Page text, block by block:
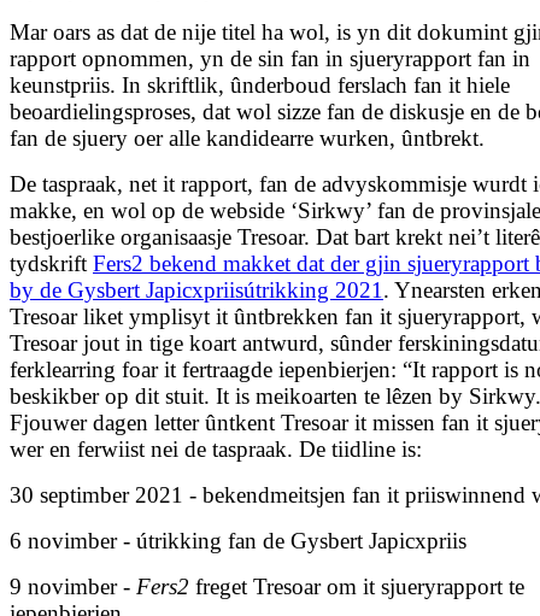
Mar oars as dat de nije titel ha wol, is yn dit dokumint
rapport opnommen, yn de sin fan in sjueryrapport fan in
keunstpriis. In skriftlik, ûnderboud ferslach fan it hiele
beoardielingsproses, dat wol sizze fan de diskusje en de
fan de sjuery oer alle kandidearre wurken, ûntbrekt.
De taspraak, net it rapport, fan de advyskommisje wurdt
makke, en wol op de webside ‘Sirkwy’ fan de provinsjale
bestjoerlike organisaasje Tresoar. Dat bart krekt nei’t
tydskrift Fers2 bekend makket dat der gjin sjueryrapport
by de Gysbert Japicxpriisútrikking 2021 . Ynearsten
Tresoar liket ymplisyt it ûntbrekken fan it sjueryrapport,
Tresoar jout in tige koart antwurd, sûnder
ferklearring foar it fertraagde iepenbierjen: “It rapport is
beskikber op dit stuit. It is meikoarten te lêzen by
Fjouwer dagen letter ûntkent Tresoar it missen fan it
wer en ferwiist nei de taspraak. De tiidline is:
30 septimber 2021 - bekendmeitsjen fan it priiswinnend
6 novimber - útrikking fan de Gysbert Japicxpriis
9 novimber - Fers2 freget Tresoar om it sjueryrapport te